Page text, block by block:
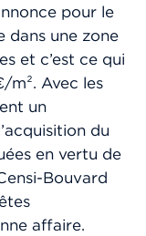
pour le
dans une zone
et c’est ce qui
m². Avec les
un
du
en vertu de
Bouvard
affaire.